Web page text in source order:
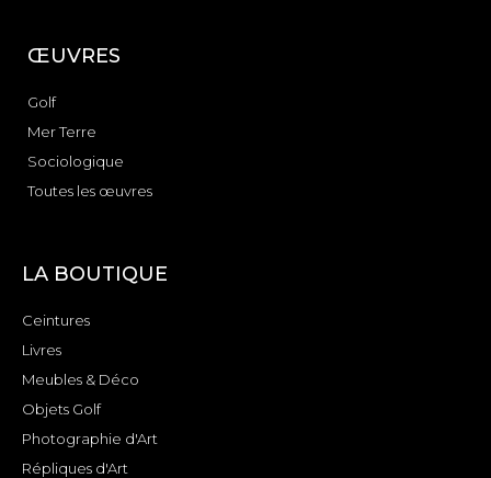
ŒUVRES
Golf
Mer Terre
Sociologique
Toutes les œuvres
LA BOUTIQUE
Ceintures
Livres
Meubles & Déco
Objets Golf
Photographie d'Art
Répliques d'Art